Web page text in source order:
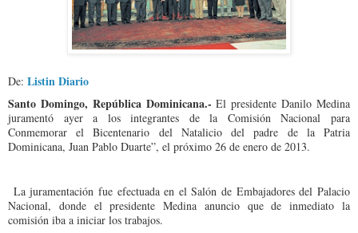
De: Listin Diario
Santo Domingo, República Dominicana.-El presidente Danilo Medina
juramentó ayer a los integrantes de la Comisión Nacional para
Conmemorar el Bicentenario del Natalicio del padre de la Patria
Dominicana, Juan Pablo Duarte”, el próximo 26 de enero de 2013.
La juramentación fue efectuada en el Salón de Embajadores del Palacio
Nacional, donde el presidente Medina anuncio que de inmediato la
comisión iba a iniciar los trabajos.